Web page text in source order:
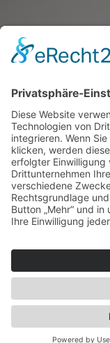
darin
Jetzt
© 2026 WohnBW